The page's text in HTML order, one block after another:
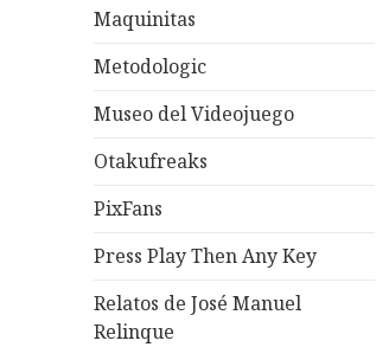
Maquinitas
Metodologic
Museo del Videojuego
Otakufreaks
PixFans
Press Play Then Any Key
Relatos de José Manuel
Relinque